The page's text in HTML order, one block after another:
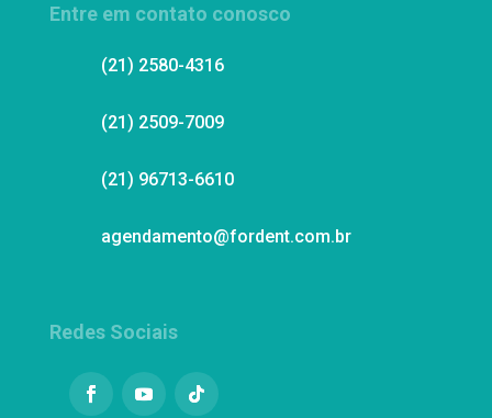
Entre em contato conosco
(21) 2580-4316
(21) 2509-7009
(21) 96713-6610
agendamento@fordent.com.br
Redes Sociais